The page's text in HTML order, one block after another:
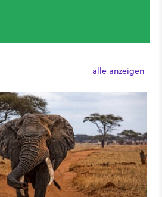
alle anzeigen